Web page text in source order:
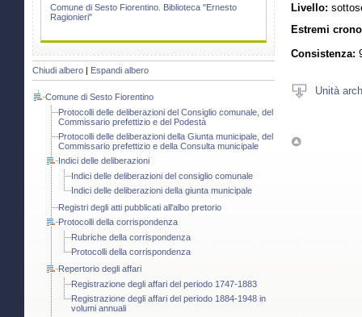
Comune di Sesto Fiorentino. Biblioteca "Ernesto
Ragionieri"
Chiudi albero Espandi albero
Comune di Sesto Fiorentino
Protocolli delle deliberazioni del Consiglio comunale, del
Commissario prefettizio e del Podestà
Protocolli delle deliberazioni della Giunta municipale, del
Commissario prefettizio e della Consulta municipale
Indici delle deliberazioni
Indici delle deliberazioni del consiglio comunale
Indici delle deliberazioni della giunta municipale
Registri degli atti pubblicati all'albo pretorio
Protocolli della corrispondenza
Rubriche della corrispondenza
Protocolli della corrispondenza
Repertorio degli affari
Registrazione degli affari del periodo 1747-1883
Registrazione degli affari del periodo 1884-1948 in
volumi annuali
Livello:
Estremi
Consistenza:
Unità